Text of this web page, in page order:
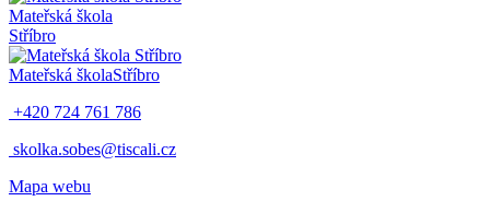
Mateřská škola
Stříbro
Mateřská školaStříbro
+420 724 761 786
skolka.sobes@tiscali.cz
Mapa webu